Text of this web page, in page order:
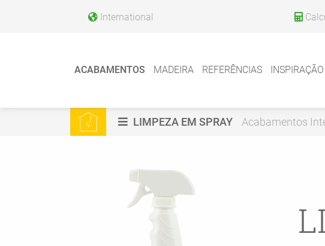
International
ACABAMENTOS MADEIRA REFERÊNCIAS INSPIRAÇÃO
LIMPEZA EM SPRAY Acabamentos